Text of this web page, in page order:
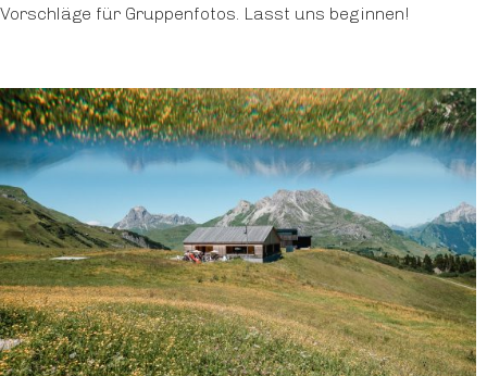
Vorschläge für Gruppenfotos. Lasst uns beginnen!